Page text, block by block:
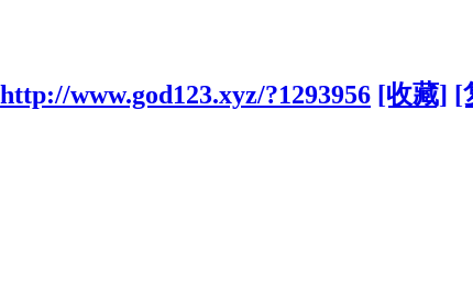
http://www.god123.xyz/?1293956 [收藏] [